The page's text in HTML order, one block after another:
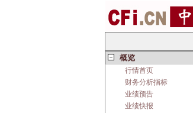
概览
行情首页
财务分析指标
业绩预告
业绩快报